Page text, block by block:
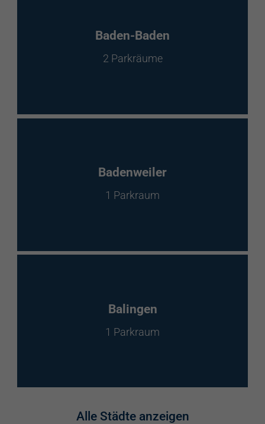
Baden-Baden
2 Parkräume
Badenweiler
1 Parkraum
Balingen
1 Parkraum
Alle Städte anzeigen